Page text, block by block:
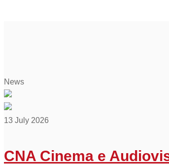
News
13 July 2026
CNA Cinema e